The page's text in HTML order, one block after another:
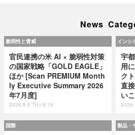
News
脆弱性と脅威
官民連携の米 AI × 脆弱性対策
の国家戦略「GOLD EAGLE」
ほか [Scan PREMIUM Month
ly Executive Summary 2026
年7月度]
2026.8.6 Thu 8:15
インシ
宇
用
ク
直
い
国際 製品・